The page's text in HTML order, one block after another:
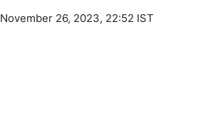
November 26, 2023, 22:52 IST